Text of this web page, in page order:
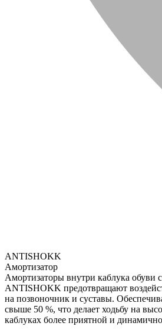
ANTISHOKK
Амортизатор
Амортизаторы внутри каблука обуви
ANTISHOKK предотвращают
на позвоночник и суставы.
свыше 50 %, что делает ходьбу на
каблуках более приятной и